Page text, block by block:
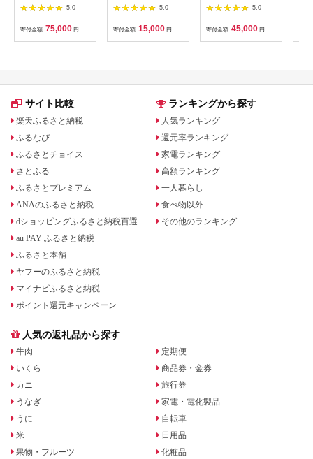
ォーム 打ち直し シン
グル 【ホワイトダッ
クダウン90％】 仕立
て直し 【無地 グレ
ー】リフォーム 布団
/ 山梨県 韮崎市
5.0
寄付金額: 75,000 円
子
5.0
寄付金額: 15,000 円
セット【中仙窯・中尾
純作】作家 中尾純 作
家物 そば猪口 白磁 白
お蕎麦 おそば 小鉢 和
食 日本食 器 うつわ
5.0
寄付金額: 45,000 円
サイト比較
楽天ふるさと納税
ふるなび
ふるさとチョイス
さとふる
ふるさとプレミアム
ANAのふるさと納税
dショッピングふるさと納税百選
au PAY ふるさと納税
ふるさと本舗
ヤフーのふるさと納税
マイナビふるさと納税
ポイント還元キャンペーン
ランキングから探す
人気ランキング
還元率ランキング
家電ランキング
高額ランキング
一人暮らし
食べ物以外
その他のランキング
人気の返礼品から探す
牛肉
いくら
カニ
うなぎ
うに
米
果物・フルーツ
定期便
商品券・金券
旅行券
家電・電化製品
自転車
日用品
化粧品